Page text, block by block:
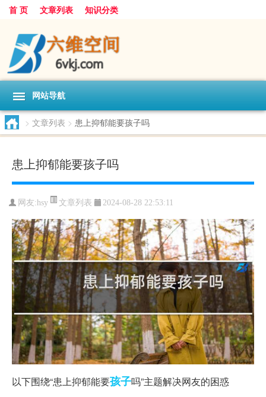
首 页 文章列表 知识分类
网站导航
> 文章列表 > 患上抑郁能要孩子吗
患上抑郁能要孩子吗
网友:hsy 文章列表 2024-08-28 22:53:11
以下围绕“患上抑郁能要孩子吗”主题解决网友的困惑